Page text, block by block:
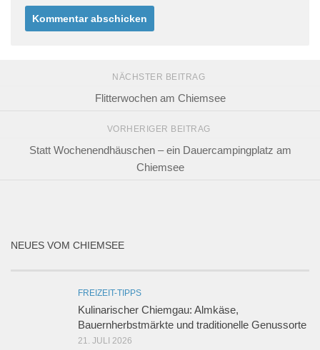
NÄCHSTER BEITRAG
Flitterwochen am Chiemsee
VORHERIGER BEITRAG
Statt Wochenendhäuschen – ein Dauercampingplatz am
Chiemsee
NEUES VOM CHIEMSEE
FREIZEIT-TIPPS
Kulinarischer Chiemgau: Almkäse,
Bauernherbstmärkte und traditionelle Genussorte
21. JULI 2026